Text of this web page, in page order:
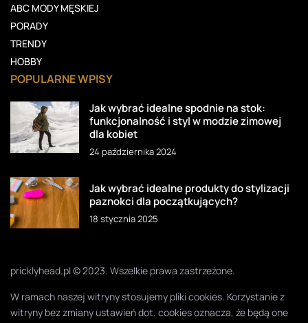
ABC MODY MĘSKIEJ
PORADY
TRENDY
HOBBY
POPULARNE WPISY
Jak wybrać idealne spodnie na stok:
funkcjonalność i styl w modzie zimowej
dla kobiet
24 października 2024
Jak wybrać idealne produkty do stylizacji
paznokci dla początkujących?
18 stycznia 2025
pricklyhead.pl © 2023. Wszelkie prawa zastrzeżone.
W ramach naszej witryny stosujemy pliki cookies. Korzystanie z
witryny bez zmiany ustawień dot. cookies oznacza, że będą one